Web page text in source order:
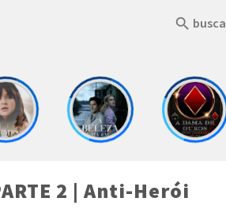
2 | Anti-Herói
search busca